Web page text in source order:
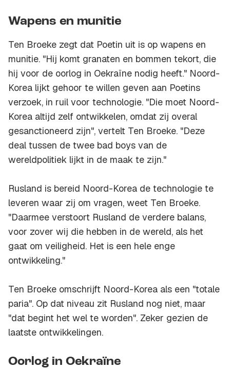
Wapens en munitie
Ten Broeke zegt dat Poetin uit is op wapens en
munitie. "Hij komt granaten en bommen tekort, die
hij voor de oorlog in Oekraïne nodig heeft." Noord-
Korea lijkt gehoor te willen geven aan Poetins
verzoek, in ruil voor technologie. "Die moet Noord-
Korea altijd zelf ontwikkelen, omdat zij overal
gesanctioneerd zijn", vertelt Ten Broeke. "Deze
deal tussen de twee bad boys van de
wereldpolitiek lijkt in de maak te zijn."
Rusland is bereid Noord-Korea de technologie te
leveren waar zij om vragen, weet Ten Broeke.
"Daarmee verstoort Rusland de verdere balans,
voor zover wij die hebben in de wereld, als het
gaat om veiligheid. Het is een hele enge
ontwikkeling."
Ten Broeke omschrijft Noord-Korea als een "totale
paria". Op dat niveau zit Rusland nog niet, maar
"dat begint het wel te worden". Zeker gezien de
laatste ontwikkelingen.
Oorlog in Oekraïne